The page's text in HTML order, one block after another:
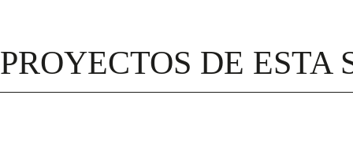
PROYECTOS DE ESTA